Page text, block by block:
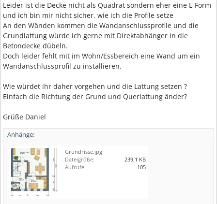
Leider ist die Decke nicht als Quadrat sondern eher eine L-Form
und ich bin mir nicht sicher, wie ich die Profile setze
An den Wänden kommen die Wandanschlussprofile und die
Grundlattung würde ich gerne mit Direktabhänger in die
Betondecke dübeln.
Doch leider fehlt mit im Wohn/Essbereich eine Wand um ein
Wandanschlussprofil zu installieren.
Wie würdet ihr daher vorgehen und die Lattung setzen ?
Einfach die Richtung der Grund und Querlattung änder?
Grüße Daniel
Anhänge:
Grundrisse.jpg
Dateigröße:
239,1 KB
Aufrufe:
105